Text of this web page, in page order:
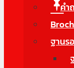
คำ
ฐานร